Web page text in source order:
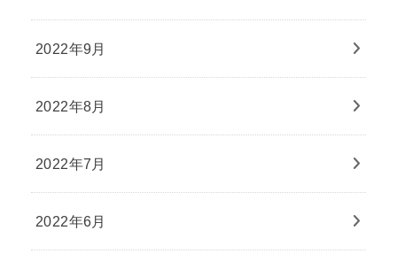
2022年9月
2022年8月
2022年7月
2022年6月